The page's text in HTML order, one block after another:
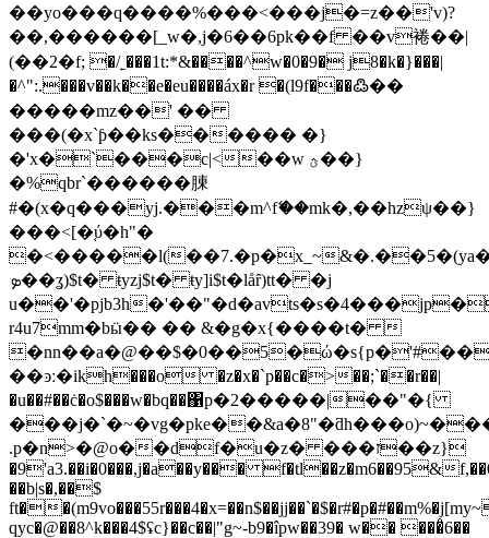
��yo���q����%���<���j�=z��'v)?
��,������[_w�,j�6��6pk��f ��v裷��|
(��2�f; �/˿���1t:*&����^w�0�9� j8�k�}���|
�^":.���v��k��e�eu����áx�r �(l9f���߷��
�����mz��' ��
���(�x`ƥ��ks������ �}
�'x�`���c|<��w ؿ��}
�%qbr`������腖
#�(x�q���yj.���m^fޭ��mk�,��hzψ��}
���<[�֚ύ�h"�
�<�����l(��7.�p�x_~
ܤ��ʓ)$t� ŧyzj$t� ŧy]i$t�låȓ)tt� �j
u��'�pjb3h
r4u7mm�bӹ�� �� &�g�x{����t�
��ͽː�ikh���o �z�x�`p��c�>��;`��r��|
�u��#��ċ�o$���w�bq��΁p�2�����|��"�{
.p�n>�@o��df�u�z� ���ז��z}
�9'a3.��i�0���,j�a��y��� f�tl��z�m6��95&
��b|s�,��$
ft�
qyc�@��8^k���4$ʢc}��c��|"g~-b9�îpw��39� w�͏� ���̊6��